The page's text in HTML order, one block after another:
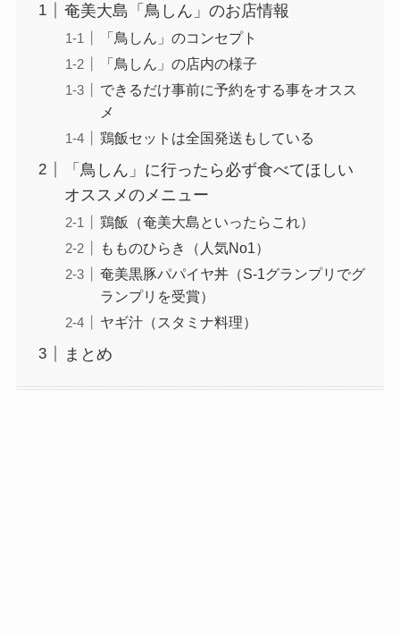
奄美大島「鳥しん」のお店情報
「鳥しん」のコンセプト
「鳥しん」の店内の様子
できるだけ事前に予約をする事をオスス
メ
鶏飯セットは全国発送もしている
「鳥しん」に行ったら必ず食べてほしい
オススメのメニュー
鶏飯（奄美大島といったらこれ）
もものひらき（人気No1）
奄美黒豚パパイヤ丼（S-1グランプリでグ
ランプリを受賞）
ヤギ汁（スタミナ料理）
まとめ